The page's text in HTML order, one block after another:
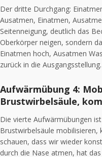
Der dritte Durchgang:
Ausatmen, Einatmen,
Seitenneigung, deutlich das
Oberkörper neigen, sondern
Einatmen hoch, Ausatmen
zurück in die Ausgangsstellung.
Aufwärmübung 4:
Brustwirbelsäule,
Die vierte Aufwärmübungen
Brustwirbelsäule
schauen, dass wir wieder
durch die Nase atmen, hat